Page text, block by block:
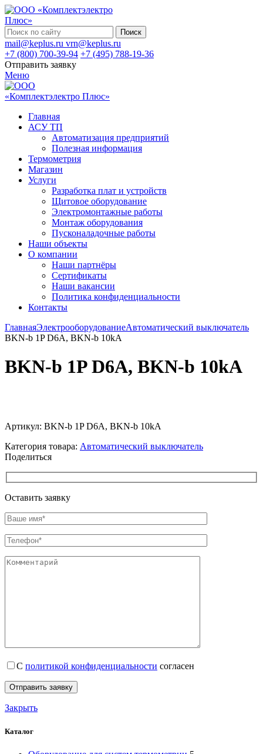
Поиск
mail@keplus.ru vrn@keplus.ru
+7 (800) 700-39-94 +7 (495) 788-19-36
Отправить заявку
Меню
Главная
АСУ ТП
Автоматизация предприятий
Полезная информация
Термометрия
Магазин
Услуги
Разработка плат и устройств
Щитовое оборудование
Электромонтажные работы
Монтаж оборудования
Пусконаладочные работы
Наши объекты
О компании
Наши партнёры
Сертификаты
Наши вакансии
Политика конфиденциальности
Контакты
ГлавнаяЭлектрооборудованиеАвтоматический выключатель
BKN-b 1P D6A, BKN-b 10kA
BKN-b 1P D6A, BKN-b 10kA
Артикул: BKN-b 1P D6A, BKN-b 10kA
Категория товара: Автоматический выключатель
Поделиться
Оставить заявку
С политикой конфиденциальности согласен
Закрыть
Каталог